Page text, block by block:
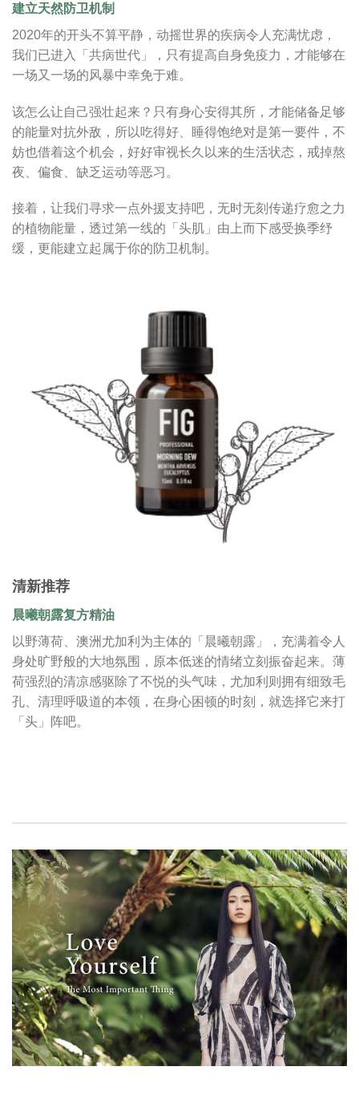
建立天然防卫机制
2020年的开头不算平静，动摇世界的疾病令人充满忧虑，
我们已进入「共病世代」，只有提高自身免疫力，才能够在
一场又一场的风暴中幸免于难。
该怎么让自己强壮起来？只有身心安得其所，才能储备足够
的能量对抗外敌，所以吃得好、睡得饱绝对是第一要件，不
妨也借着这个机会，好好审视长久以来的生活状态，戒掉熬
夜、偏食、缺乏运动等恶习。
接着，让我们寻求一点外援支持吧，无时无刻传递疗愈之力
的植物能量，透过第一线的「头肌」由上而下感受换季纾
缓，更能建立起属于你的防卫机制。
清新推荐
晨曦朝露复方精油
以野薄荷、澳洲尤加利为主体的「晨曦朝露」，充满着令人
身处旷野般的大地氛围，原本低迷的情绪立刻振奋起来。薄
荷强烈的清凉感驱除了不悦的头气味，尤加利则拥有细致毛
孔、清理呼吸道的本领，在身心困顿的时刻，就选择它来打
「头」阵吧。